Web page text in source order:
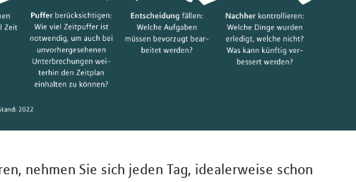
nehmen Sie sich jeden Tag, idealerweise schon